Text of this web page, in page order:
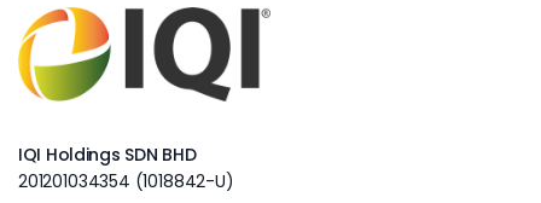
IQI Holdings SDN BHD
201201034354 (1018842-U)